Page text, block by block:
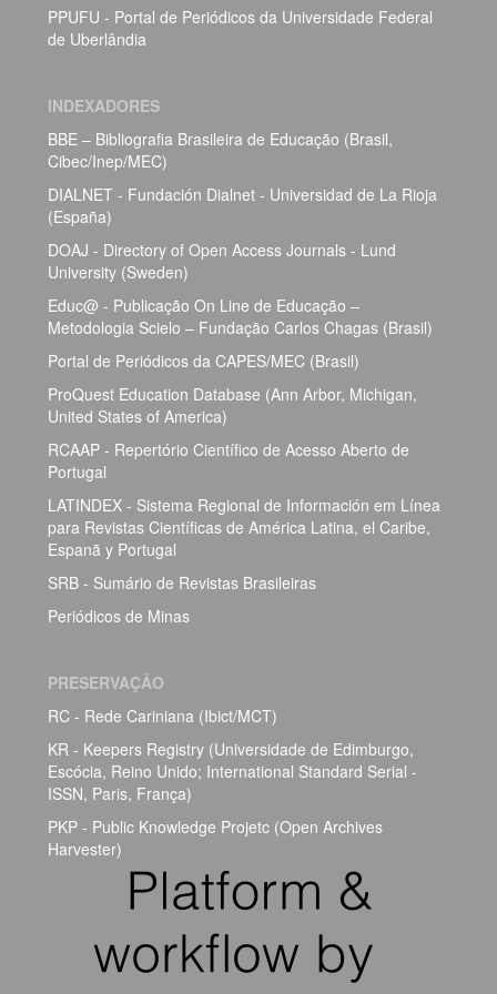
PPUFU - Portal de Periódicos da Universidade Federal
de Uberlândia
INDEXADORES
BBE – Bibliografia Brasileira de Educação (Brasil,
Cibec/Inep/MEC)
DIALNET - Fundación Dialnet - Universidad de La Rioja
(España)
DOAJ - Directory of Open Access Journals - Lund
University (Sweden)
Educ@ - Publicação On Line de Educação –
Metodologia Scielo – Fundação Carlos Chagas (Brasil)
Portal de Periódicos da CAPES/MEC (Brasil)
ProQuest Education Database (Ann Arbor, Michigan,
United States of America)
RCAAP - Repertório Científico de Acesso Aberto de
Portugal
LATINDEX - Sistema Regional de Información em Línea
para Revistas Científicas de América Latina, el Caribe,
Espanã y Portugal
SRB - Sumário de Revistas Brasileiras
Periódicos de Minas
PRESERVAÇÃO
RC - Rede Cariniana (Ibict/MCT)
KR - Keepers Registry (Universidade de Edimburgo,
Escócia, Reino Unido; International Standard Serial -
ISSN, Paris, França)
PKP - Public Knowledge Projetc (Open Archives
Harvester)